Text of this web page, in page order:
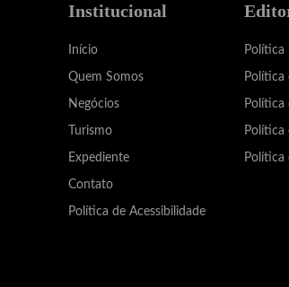
Institucional
Início
Quem Somos
Negócios
Turismo
Expediente
Contato
Política de Acessibilidade
Política
Política
Política
Política
Política